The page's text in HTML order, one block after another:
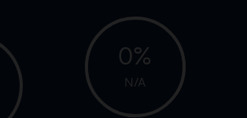
0%
N/A